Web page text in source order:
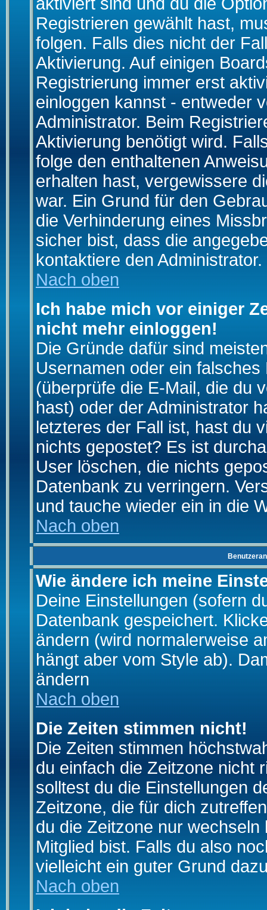
Registrieren gewählt hast,
folgen. Falls dies nicht der
Aktivierung. Auf einigen
Registrierung immer erst
einloggen kannst - entweder
Administrator. Beim
Aktivierung benötigt wird.
folge den enthaltenen
erhalten hast, vergewissere
war. Ein Grund für den
die Verhinderung eines
sicher bist, dass die
kontaktiere den Administrator.
Nach oben
Ich habe mich vor einiger
nicht mehr einloggen!
Die Gründe dafür sind
Usernamen oder ein
(überprüfe die E-Mail, die du
hast) oder der Administrator
letzteres der Fall ist, hast du
nichts gepostet? Es ist
User löschen, die nichts
Datenbank zu verringern.
und tauche wieder ein in die
Nach oben
Wie ändere ich meine
Deine Einstellungen (sofern
Datenbank gespeichert.
ändern (wird normalerweise
hängt aber vom Style ab).
ändern
Nach oben
Die Zeiten stimmen nicht!
Die Zeiten stimmen
du einfach die Zeitzone nicht
solltest du die Einstellungen
Zeitzone, die für dich
du die Zeitzone nur
Mitglied bist. Falls du also
vielleicht ein guter Grund
Nach oben